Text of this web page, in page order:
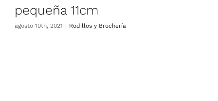
pequeña 11cm
agosto 10th, 2021 | Rodillos y Brochería